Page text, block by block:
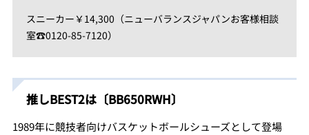
スニーカー￥14,300（ニューバランスジャパンお客様相談
室☎0120-85-7120）
推しBEST2は〔BB650RWH〕
1989年に競技者向けバスケットボールシューズとして登場